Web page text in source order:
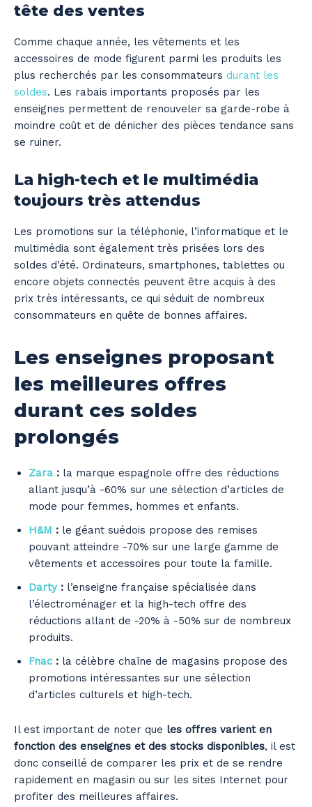
tête des ventes
Comme chaque année, les vêtements et les
accessoires de mode figurent parmi les produits les
plus recherchés par les consommateurs durant les
soldes. Les rabais importants proposés par les
enseignes permettent de renouveler sa garde-robe à
moindre coût et de dénicher des pièces tendance sans
se ruiner.
La high-tech et le multimédia
toujours très attendus
Les promotions sur la téléphonie, l’informatique et le
multimédia sont également très prisées lors des
soldes d’été. Ordinateurs, smartphones, tablettes ou
encore objets connectés peuvent être acquis à des
prix très intéressants, ce qui séduit de nombreux
consommateurs en quête de bonnes affaires.
Les enseignes proposant
les meilleures offres
durant ces soldes
prolongés
Zara : la marque espagnole offre des réductions
allant jusqu’à -60% sur une sélection d’articles de
mode pour femmes, hommes et enfants.
H&M : le géant suédois propose des remises
pouvant atteindre -70% sur une large gamme de
vêtements et accessoires pour toute la famille.
Darty : l’enseigne française spécialisée dans
l’électroménager et la high-tech offre des
réductions allant de -20% à -50% sur de nombreux
produits.
Fnac: la célèbre chaîne de magasins propose des
promotions intéressantes sur une sélection
d’articles culturels et high-tech.
Il est important de noter que les offres varient en
fonction des enseignes et des stocks disponibles, il est
donc conseillé de comparer les prix et de se rendre
rapidement en magasin ou sur les sites Internet pour
profiter des meilleures affaires.